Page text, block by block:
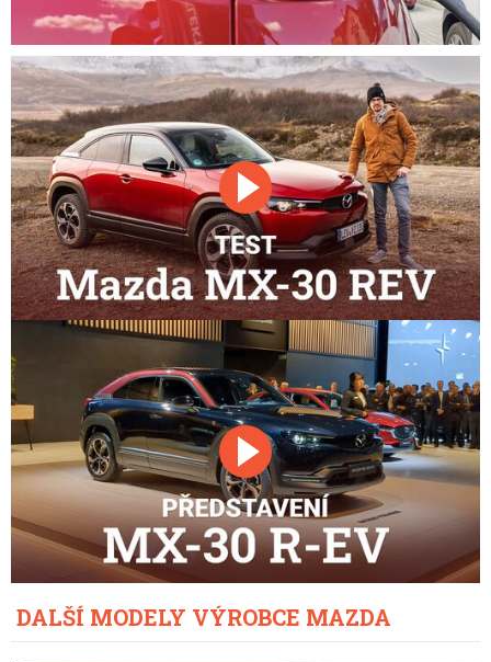
DALŠÍ MODELY VÝROBCE MAZDA